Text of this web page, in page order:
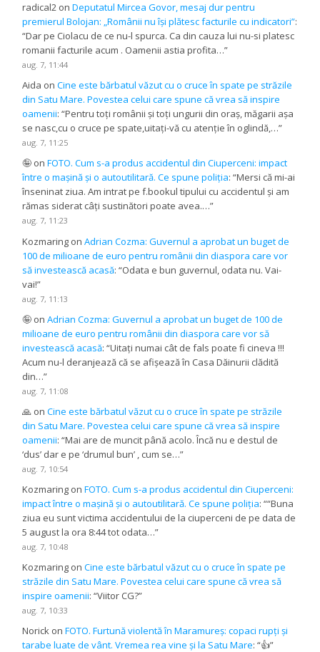
radical2 onDeputatul Mircea Govor, mesaj dur pentru
premierul Bolojan: „Românii nu își plătesc facturile cu indicatori”:
“Dar pe Ciolacu de ce nu-l spurca. Ca din cauza lui nu-si platesc
romanii facturile acum . Oamenii astia profita…”
aug. 7, 11:44
Aida onCine este bărbatul văzut cu o cruce în spate pe străzile
din Satu Mare. Povestea celui care spune că vrea să inspire
oamenii: “Pentru toți românii și toți ungurii din oraș, măgarii așa
se nasc,cu o cruce pe spate,uitați-vă cu atenție în oglindă,…”
aug. 7, 11:25
🤪 onFOTO. Cum s-a produs accidentul din Ciuperceni: impact
între o mașină și o autoutilitară. Ce spune poliția: “Mersi că mi-ai
înseninat ziua. Am intrat pe f.bookul tipului cu accidentul și am
rămas siderat câți sustinători poate avea.…”
aug. 7, 11:23
Kozmaring onAdrian Cozma: Guvernul a aprobat un buget de
100 de milioane de euro pentru românii din diaspora care vor
să investească acasă: “Odata e bun guvernul, odata nu. Vai-
vai!”
aug. 7, 11:13
🤪 onAdrian Cozma: Guvernul a aprobat un buget de 100 de
milioane de euro pentru românii din diaspora care vor să
investească acasă: “Uitați numai cât de fals poate fi cineva !!!
Acum nu-l deranjează că se afișează în Casa Dăinurii clădită
din…”
aug. 7, 11:08
🙏 onCine este bărbatul văzut cu o cruce în spate pe străzile
din Satu Mare. Povestea celui care spune că vrea să inspire
oamenii: “Mai are de muncit până acolo. Încă nu e destul de
‘dus’ dar e pe ‘drumul bun’ , cum se…”
aug. 7, 10:54
Kozmaring onFOTO. Cum s-a produs accidentul din Ciuperceni:
impact între o mașină și o autoutilitară. Ce spune poliția: ““Buna
ziua eu sunt victima accidentului de la ciuperceni de pe data de
5 august la ora 8:44 tot odata…”
aug. 7, 10:48
Kozmaring onCine este bărbatul văzut cu o cruce în spate pe
străzile din Satu Mare. Povestea celui care spune că vrea să
inspire oamenii: “Viitor CG?”
aug. 7, 10:33
Norick onFOTO. Furtună violentă în Maramureș: copaci rupți și
tarabe luate de vânt. Vremea rea vine și la Satu Mare: “👍”